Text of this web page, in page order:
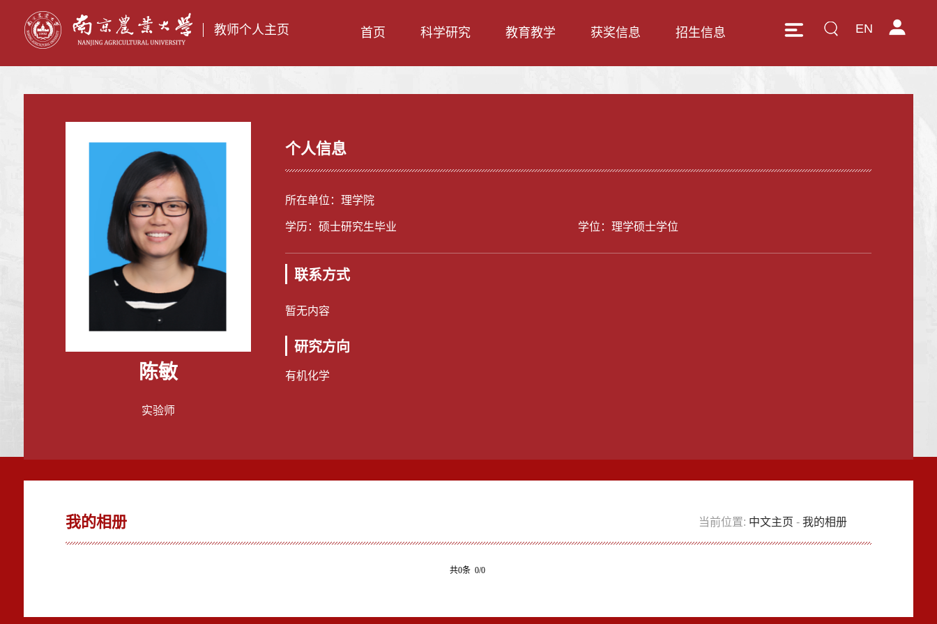
教师个人主页 EN
首页 科学研究 教育教学 获奖信息 招生信息
陈敏
实验师
个人信息
所在单位：理学院
学历：硕士研究生毕业 学位：理学硕士学位
联系方式
暂无内容
研究方向
有机化学
我的相册 当前位置: 中文主页 -我的相册
共0条 0/0